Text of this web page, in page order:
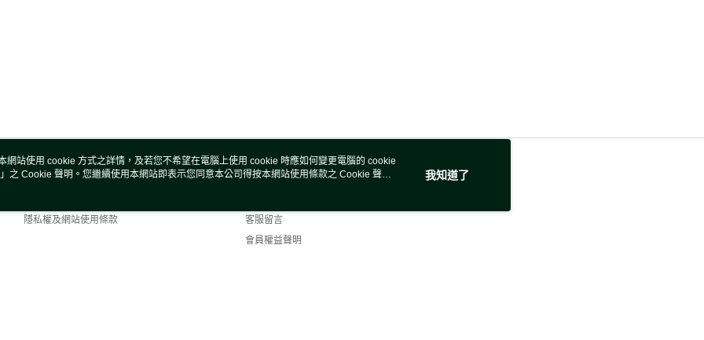
關於我們
隱私權及網站使用條款
客服資訊
客服留言
會員權益聲明
網站使用 cookie 方式之詳情，及若您不希望在電腦上使用 cookie 時應如何變更電腦的 cookie
」之 Cookie 聲明。您繼續使用本網站即表示您同意本公司得按本網站使用條款之 Cookie 聲明
我知道了